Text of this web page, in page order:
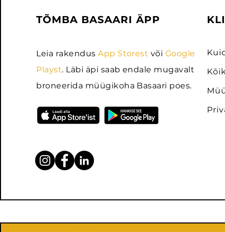
TÕMBA BASAARI ÄPP
Leia rakendusApp Storest või Google
Playst. Läbi äpi saab endale mugavalt
broneerida müügikoha Basaari poes.